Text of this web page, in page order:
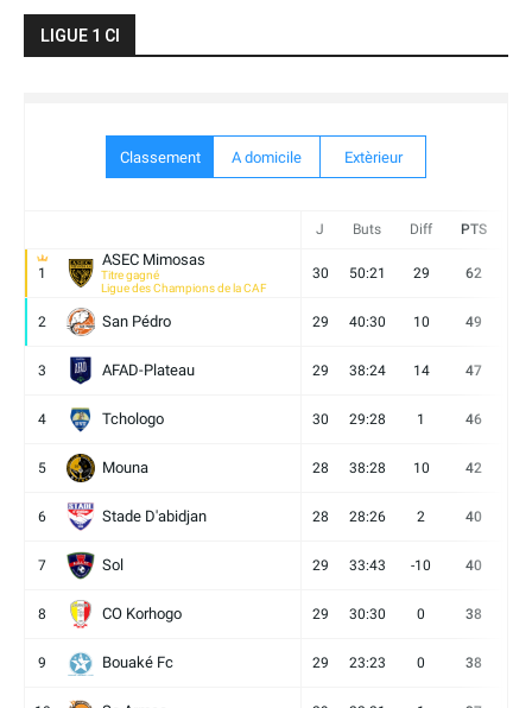
LIGUE 1 CI
Classement A domicile Extèrieur
J Buts Diff PTS
1
ASEC Mimosas
Titre gagné
Ligue des Champions de la CAF
30 50:21 29 62
2 San Pédro 29 40:30 10 49
3 AFAD-Plateau 29 38:24 14 47
4 Tchologo 30 29:28 1 46
5 Mouna 28 38:28 10 42
6 Stade D'abidjan 28 28:26 2 40
7 Sol 29 33:43 -10 40
8 CO Korhogo 29 30:30 0 38
9 Bouaké Fc 29 23:23 0 38